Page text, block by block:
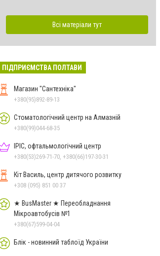
Всі матеріали тут
ПІДПРИЄМСТВА ПОЛТАВИ
Магазин "Сантехніка"
+380(95)892-89-13
Стоматологічний центр на Алмазній
+380(99)044-68-35
ІРІС, офтальмологічний центр
+380(53)269-71-70, +380(66)197-30-31
Кіт Василь, центр дитячого розвитку
+308 (095) 851 00 37
★ BusMaster ★ Переобладнання
Мікроавтобусів №1
+380(67)599-04-04
Блік - новинний таблоїд України